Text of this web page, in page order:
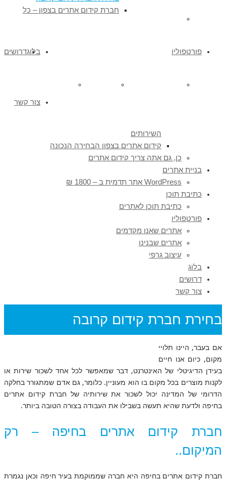
פורטפוליו
אתרים שאנו מקדמים אתרים שבנינו
בלוגדרושים
צור קשר
חברת קידום אתרים בצפון – כל
השירותים
קידום אתרים בצפון הבחירה הנכונה
כן, גם אתה צריך קידום אתרים
בניית אתרים
WordPress אתר תדמית ב – 1800 ₪
כתיבת תוכן
כתיבת תוכן לאתרים
פורטפוליו
אתרים שאנו מקדמים
אתרים שבנינו
עיצוב גרפי
בלוג
דרושים
צור קשר
בחירת חברת קידום קרובה
אם בעבר, היינו תלויי
מקום, כיום אנו חיים
בעידן הדיגיטלי של האינטרנט, דבר שמאפשר לכל אחד לשכור שירות או
לקנות מוצרים בכל מקום בו הוא מעוניין. כלומר, גם אדם שמתגורר בחלקה
הדרומי של המדינה יכול לשכור את שירותיה של חברת קידום אתרים
בחיפה ולדעת שהיא תעשה בשבילו את העבודה בצורה הטובה ביותר.
חברת קידום אתרים בחיפה – רק
המיקום..
חברת קידום אתרים בחיפה היא חברה שממוקמת בעיר חיפה וכאן נגמרת